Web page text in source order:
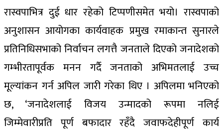
रास्वपाभित्र दुई धार रहेको टिप्पणीसमेत भयो। रास्वपाको
अनुशासन आयोगका कार्यवाहक प्रमुख रमाकान्त सुनारले
प्रतिनिधिसभाको निर्वाचन लगत्तै जनताले दिएको जनादेशको
गम्भीरतापूर्वक मनन गर्दै जनताको अभिमतलाई उच्च
मूल्यांकन गर्न अपिल जारी गरेका थिए । अपिलमा भनिएको
छ, ‘जनादेशलाई विजय उन्मादको रूपमा नलिई
जिम्मेवारीप्रति पूर्ण बफादार रहँदै जवाफदेहीपूर्ण कार्य